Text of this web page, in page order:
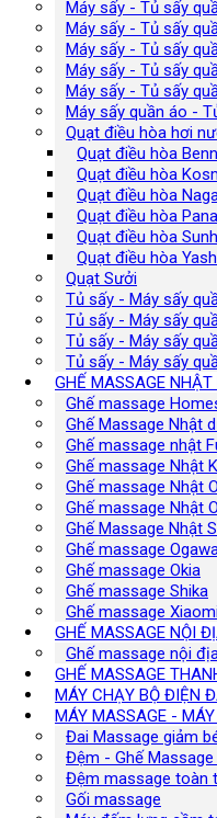
Máy sấy - Tủ sấy
Máy sấy - Tủ sấy
Máy sấy - Tủ sấy
Máy sấy - Tủ sấy
Máy sấy - Tủ sấy
Máy sấy quần áo -
Quạt điều hòa hơi
Quạt điều hòa
Quạt điều hòa
Quạt điều hòa
Quạt điều hòa
Quạt điều hòa
Quạt điều hòa
Quạt Sưởi
Tủ sấy - Máy sấy
Tủ sấy - Máy sấy
Tủ sấy - Máy sấy
Tủ sấy - Máy sấy
GHẾ MASSAGE NHẬT
Ghế massage
Ghế Massage Nhật
Ghế massage nhật
Ghế massage Nhật
Ghế massage Nhật
Ghế massage Nhật
Ghế Massage Nhật
Ghế massage
Ghế massage Okia
Ghế massage Shika
Ghế massage Xiaomi
GHẾ MASSAGE NỘI
Ghế massage nội
GHẾ MASSAGE
MÁY CHẠY BỘ ĐIỆN
MÁY MASSAGE -
Đai Massage giảm
Đệm - Ghế Massage
Đệm massage toàn
Gối massage